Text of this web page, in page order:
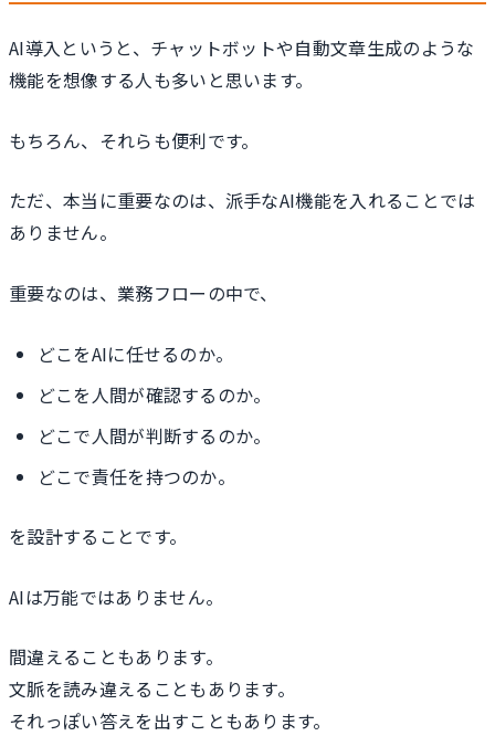
AI導入というと、チャットボットや自動文章生成のような
機能を想像する人も多いと思います。
もちろん、それらも便利です。
ただ、本当に重要なのは、派手なAI機能を入れることでは
ありません。
重要なのは、業務フローの中で、
どこをAIに任せるのか。
どこを人間が確認するのか。
どこで人間が判断するのか。
どこで責任を持つのか。
を設計することです。
AIは万能ではありません。
間違えることもあります。
文脈を読み違えることもあります。
それっぽい答えを出すこともあります。